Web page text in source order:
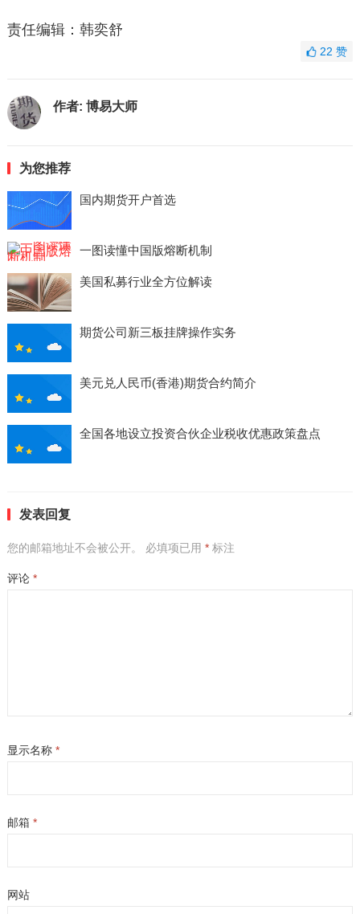
责任编辑：韩奕舒
22赞
作者: 博易大师
为您推荐
国内期货开户首选
一图读懂中国版熔断机制
美国私募行业全方位解读
期货公司新三板挂牌操作实务
美元兑人民币(香港)期货合约简介
全国各地设立投资合伙企业税收优惠政策盘点
发表回复
您的邮箱地址不会被公开。 必填项已用 *标注
评论 *
显示名称 *
邮箱 *
网站